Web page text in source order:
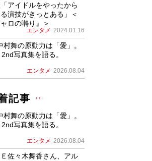
アイドルをやったから
演技がきっとある」＜
ロの囀り』＞
エンタメ 2024.01.16
村舞の原動力は「愛」。
写真集を語る。
エンタメ 2026.08.04
記事
村舞の原動力は「愛」。
写真集を語る。
エンタメ 2026.08.04
佐々木舞香さん、アル